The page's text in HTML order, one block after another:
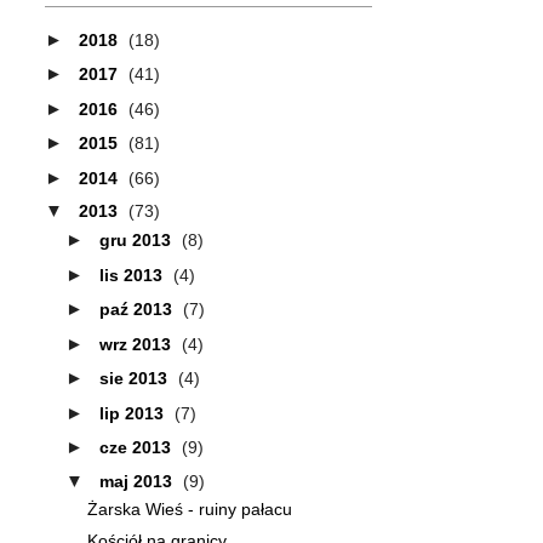
► 2018 (18)
► 2017 (41)
► 2016 (46)
► 2015 (81)
► 2014 (66)
▼ 2013 (73)
► gru 2013 (8)
► lis 2013 (4)
► paź 2013 (7)
► wrz 2013 (4)
► sie 2013 (4)
► lip 2013 (7)
► cze 2013 (9)
▼ maj 2013 (9)
Żarska Wieś - ruiny pałacu